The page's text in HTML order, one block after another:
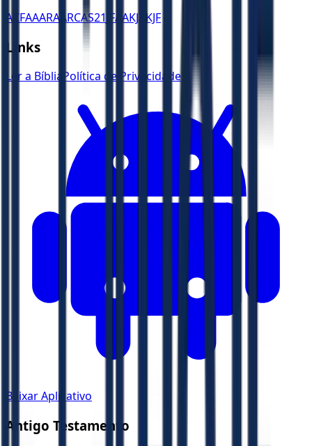
ACFAAARA ARCAS21 JFAAKJA KJF
Links
Ler a Bíblia Política de Privacidade
Baixar Aplicativo
Antigo Testamento